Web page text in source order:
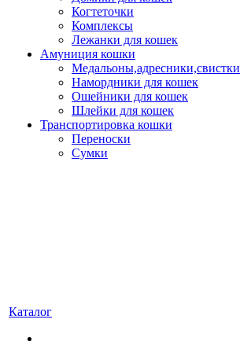
Когтеточки
Комплексы
Лежанки для кошек
Амуниция кошки
Медальоны,адресники,свистки
Намордники для кошек
Ошейники для кошек
Шлейки для кошек
Транспортировка кошки
Переноски
Сумки
Каталог